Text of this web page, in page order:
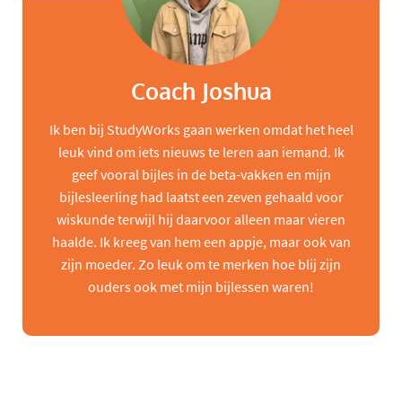
Coach Joshua
Ik ben bij StudyWorks gaan werken omdat het heel
leuk vind om iets nieuws te leren aan iemand. Ik
geef vooral bijles in de beta-vakken en mijn
bijlesleerling had laatst een zeven gehaald voor
wiskunde terwijl hij daarvoor alleen maar vieren
haalde. Ik kreeg van hem een appje, maar ook van
zijn moeder. Zo leuk om te merken hoe blij zijn
ouders ook met mijn bijlessen waren!